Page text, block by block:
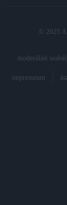
© 2025
moderálási
impresszum